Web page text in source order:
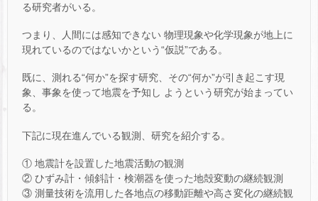
る研究者がいる。
つまり、人間には感知できない 物理現象や化学現象が地上に
現れているのではないかという“仮説”である。
既に、測れる“何か”を探す研究、その“何か”が引き起こす現
象、事象を使って地震を予知し ようという研究が始まってい
る。
下記に現在進んでいる観測、研究を紹介する。
① 地震計を設置した地震活動の観測
② ひずみ計・傾斜計・検潮器を使った地殻変動の継続観測
③ 測量技術を流用した各地点の移動距離や高さ変化の継続観